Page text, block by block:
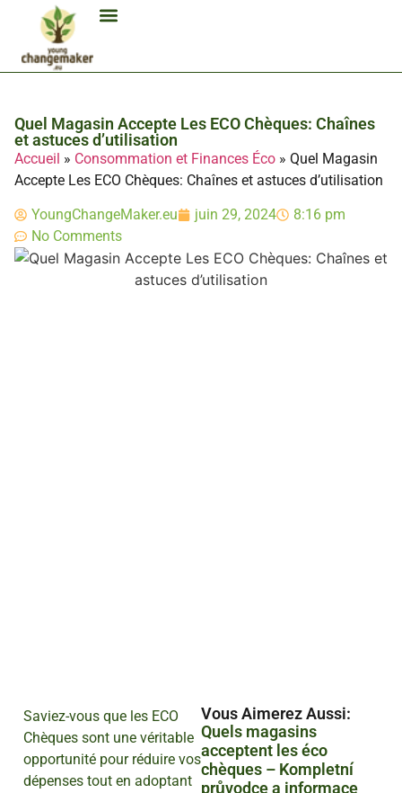
Quel Magasin Accepte Les ECO Chèques: Chaînes
et astuces d’utilisation
Accueil » Consommation et Finances Éco » Quel Magasin
Accepte Les ECO Chèques: Chaînes et astuces d’utilisation
YoungChangeMaker.eu juin 29, 2024
8:16 pm
No Comments
Saviez-vous que les ECO
Chèques sont une véritable
opportunité pour réduire vos
dépenses tout en adoptant
Vous Aimerez Aussi :
Quels magasins
acceptent les éco
chèques – Kompletní
průvodce a informace